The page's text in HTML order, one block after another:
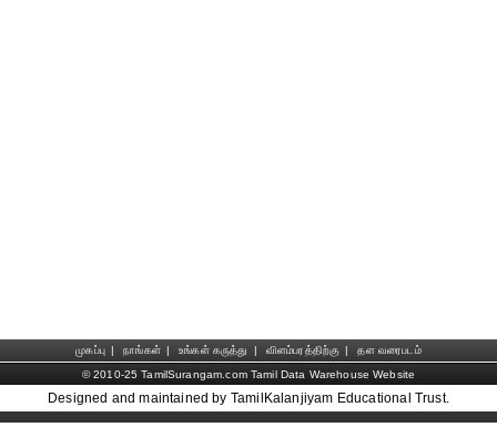
முகப்பு | நாங்கள் | உங்கள் கருத்து | விளம்பரத்திற்கு |
தள வரைபடம்
© 2010-25 TamilSurangam.com Tamil Data Warehouse Website
Designed and maintained by TamilKalanjiyam Educational Trust.